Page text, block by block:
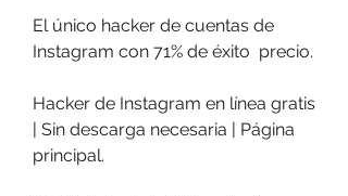
El único hacker de cuentas de
Instagram con 71% de éxito  precio.
Hacker de Instagram en línea gratis
| Sin descarga necesaria | Página
principal.